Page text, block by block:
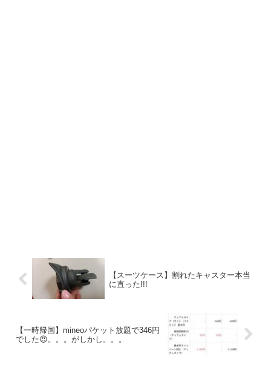
【スーツケース】割れたキャスター本当
に直った!!!
【一時帰国】mineoパケット放題で346円
でした😍。。。がしかし。。。